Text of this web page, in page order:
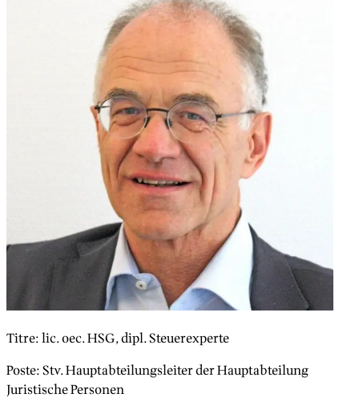
Titre:lic. oec. HSG, dipl. Steuerexperte
Poste:Stv. Hauptabteilungsleiter der Hauptabteilung
Juristische Personen